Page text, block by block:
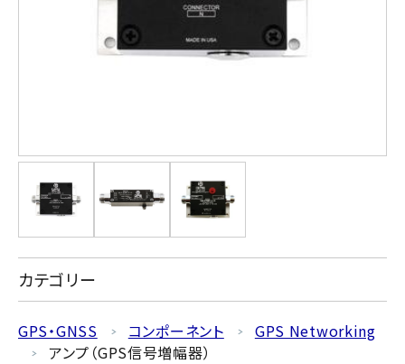
カテゴリー
GPS・GNSS コンポーネント
GPS Networking
アンプ（GPS信号増幅器）